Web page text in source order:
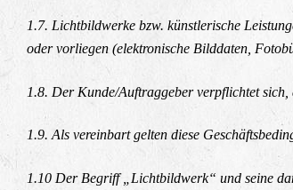
1.7. Lichtbildwerke bzw. künstlerische
oder vorliegen (elektronische Bilddaten,
1.8. Der Kunde/Auftraggeber verpflichtet
1.9. Als vereinbart gelten diese
1.10 Der Begriff „Lichtbildwerk“ und seine